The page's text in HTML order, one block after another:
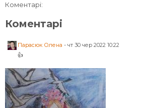
Коментарі:
Коментарі
Парасюк Олена -чт 30 чер 2022 10:22
👍